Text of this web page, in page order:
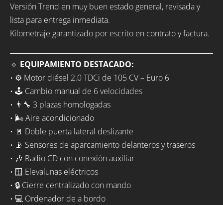
Versión Trend en muy buen estado general, revisada y
lista para entrega inmediata.
Kilometraje garantizado por escrito en contrato y factura.
🔹 EQUIPAMIENTO DESTACADO:
• ⚙️ Motor diésel 2.0 TDCi de 105 CV – Euro 6
• 🕹️ Cambio manual de 6 velocidades
• 👨‍🔧 3 plazas homologadas
• 🌬️ Aire acondicionado
• 🚪 Doble puerta lateral deslizante
• 📡 Sensores de aparcamiento delanteros y traseros
• 🎶 Radio CD con conexión auxiliar
• 🪟 Elevalunas eléctricos
• 🔒 Cierre centralizado con mando
• 💻 Ordenador de a bordo